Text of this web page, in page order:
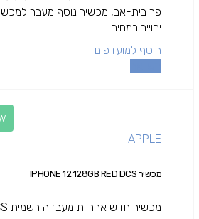
פר בית-אב, מכשיר נוסף מעבר
יחוייב במחיר...
הוסף למועדפים
APPLE
מכשיר IPHONE 12 128GB RED DCS
מכשיר חדש אחריות מעבדה רשמית DCS